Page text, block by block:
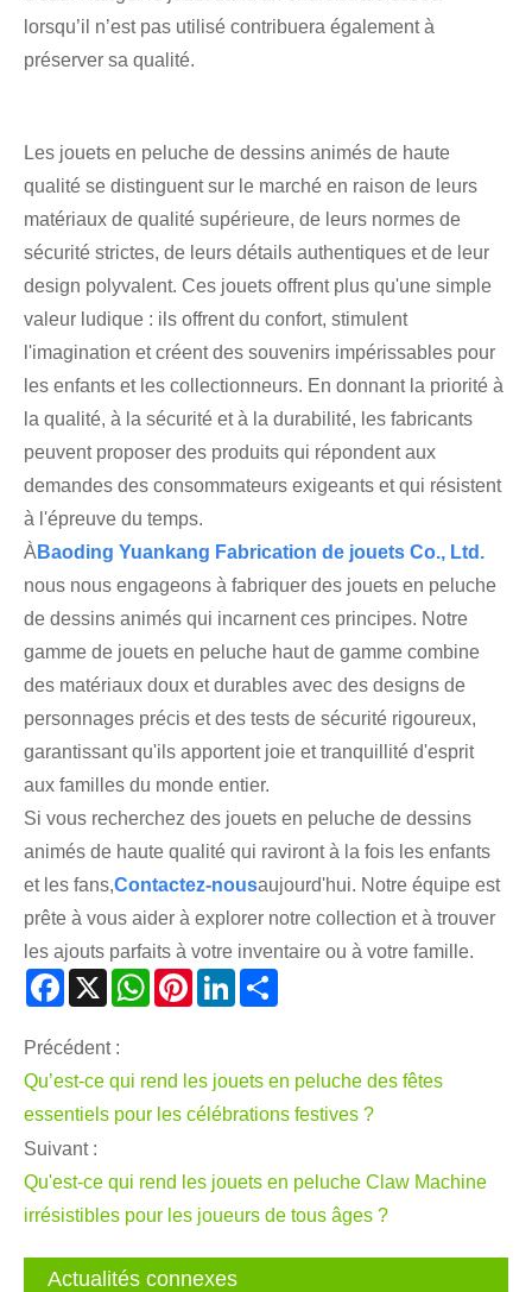
lorsqu’il n’est pas utilisé contribuera également à
préserver sa qualité.
Les jouets en peluche de dessins animés de haute
qualité se distinguent sur le marché en raison de leurs
matériaux de qualité supérieure, de leurs normes de
sécurité strictes, de leurs détails authentiques et de leur
design polyvalent. Ces jouets offrent plus qu'une simple
valeur ludique : ils offrent du confort, stimulent
l'imagination et créent des souvenirs impérissables pour
les enfants et les collectionneurs. En donnant la priorité à
la qualité, à la sécurité et à la durabilité, les fabricants
peuvent proposer des produits qui répondent aux
demandes des consommateurs exigeants et qui résistent
à l'épreuve du temps.
À Baoding Yuankang Fabrication de jouets Co., Ltd.
nous nous engageons à fabriquer des jouets en peluche
de dessins animés qui incarnent ces principes. Notre
gamme de jouets en peluche haut de gamme combine
des matériaux doux et durables avec des designs de
personnages précis et des tests de sécurité rigoureux,
garantissant qu'ils apportent joie et tranquillité d'esprit
aux familles du monde entier.
Si vous recherchez des jouets en peluche de dessins
animés de haute qualité qui raviront à la fois les enfants
et les fans,Contactez-nousaujourd'hui. Notre équipe est
prête à vous aider à explorer notre collection et à trouver
les ajouts parfaits à votre inventaire ou à votre famille.
Facebook
X WhatsAppPinterestLinkedIn
Précédent :
Qu’est-ce qui rend les jouets en peluche des fêtes
essentiels pour les célébrations festives ?
Suivant :
Qu'est-ce qui rend les jouets en peluche Claw Machine
irrésistibles pour les joueurs de tous âges ?
Actualités connexes